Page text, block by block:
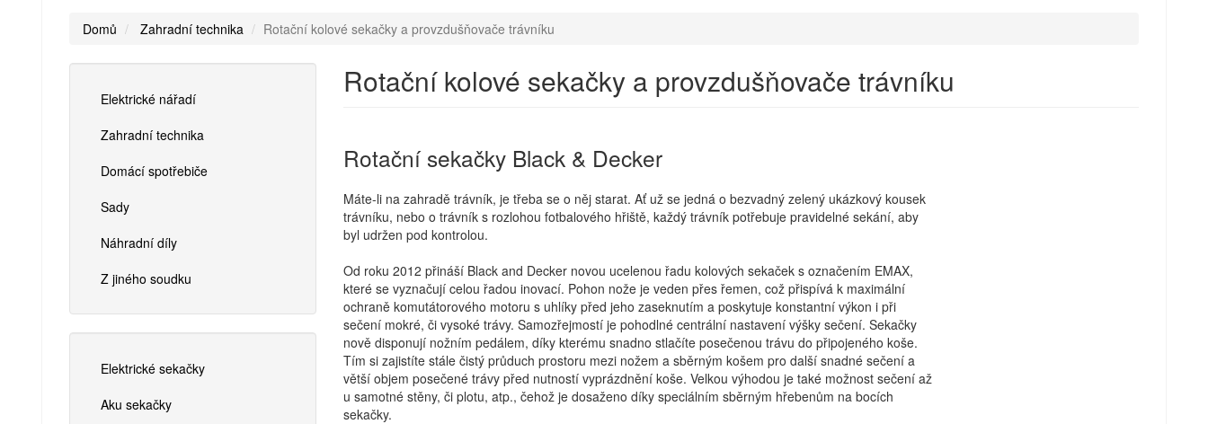
Domů Zahradní technika Rotační kolové sekačky a provzdušňovače trávníku
Elektrické nářadí
Zahradní technika
Domácí spotřebiče
Sady
Náhradní díly
Z jiného soudku
Elektrické sekačky
Aku sekačky
Rotační kolové sekačky a provzdušňovače trávníku
Rotační sekačky Black & Decker
Máte-li na zahradě trávník, je třeba se o něj starat. Ať už se jedná o bezvadný zelený ukázkový kousek
trávníku, nebo o trávník s rozlohou fotbalového hřiště, každý trávník potřebuje pravidelné sekání, aby
byl udržen pod kontrolou.
Od roku 2012 přináší Black and Decker novou ucelenou řadu kolových sekaček s označením EMAX,
které se vyznačují celou řadou inovací. Pohon nože je veden přes řemen, což přispívá k maximální
ochraně komutátorového motoru s uhlíky před jeho zaseknutím a poskytuje konstantní výkon i při
sečení mokré, či vysoké trávy. Samozřejmostí je pohodlné centrální nastavení výšky sečení. Sekačky
nově disponují nožním pedálem, díky kterému snadno stlačíte posečenou trávu do připojeného koše.
Tím si zajistíte stále čistý průduch prostoru mezi nožem a sběrným košem pro další snadné sečení a
větší objem posečené trávy před nutností vyprázdnění koše. Velkou výhodou je také možnost sečení až
u samotné stěny, či plotu, atp., čehož je dosaženo díky speciálním sběrným hřebenům na bocích
sekačky.